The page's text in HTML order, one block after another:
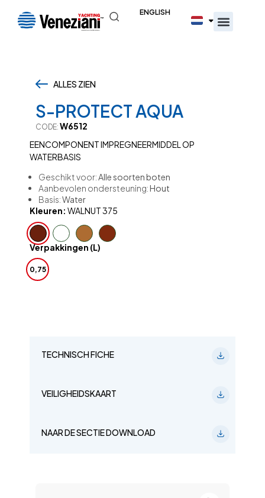
ENGLISH
ALLES ZIEN
S-PROTECT AQUA
CODE: W6512
EENCOMPONENT IMPREGNEERMIDDEL OP
WATERBASIS
Geschikt voor:Alle soorten boten
Aanbevolen ondersteuning:Hout
Basis:Water
Kleuren: WALNUT 375
Verpakkingen (L)
0,75
TECHNISCH FICHE
VEILIGHEIDSKAART
NAAR DE SECTIE DOWNLOAD